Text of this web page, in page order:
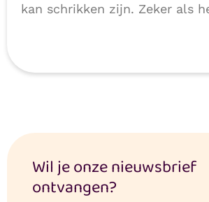
kan schrikken zijn. Zeker als
persoonlijke of medische
Logisch dat je je afvraagt: hoe
Wil je onze nieuwsbrief
ontvangen?